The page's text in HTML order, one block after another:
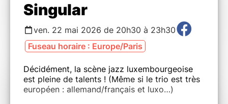
Singular
ven. 22 mai 2026 de 20h30 à 23h30
Fuseau horaire : Europe/Paris
Décidément, la scène jazz luxembourgeoise
est pleine de talents ! (Même si le trio est très
européen : allemand/français et luxo…)